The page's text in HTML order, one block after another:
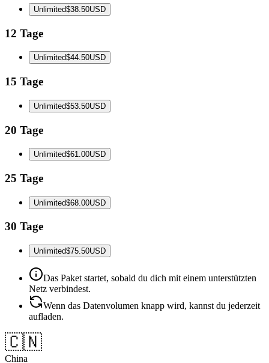
Unlimited$38.50USD
12 Tage
Unlimited$44.50USD
15 Tage
Unlimited$53.50USD
20 Tage
Unlimited$61.00USD
25 Tage
Unlimited$68.00USD
30 Tage
Unlimited$75.50USD
Das Paket startet, sobald du dich mit einem unterstützten
Netz verbindest.
Wenn das Datenvolumen knapp wird, kannst du jederzeit
aufladen.
🇨🇳
China